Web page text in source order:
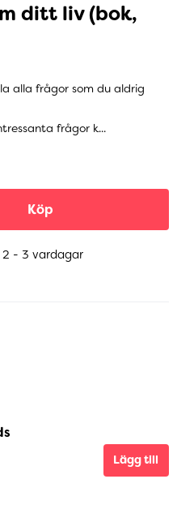
ditt liv (bok,
alla frågor som du aldrig
frågor k...
Köp
2 - 3 vardagar
Lägg till